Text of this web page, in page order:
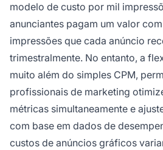
modelo de custo por mil
anunciantes pagam um valor
impressões que cada anúncio
trimestralmente. No entanto, a
muito além do simples CPM,
profissionais de marketing
métricas simultaneamente e
com base em dados de
custos de anúncios gráficos